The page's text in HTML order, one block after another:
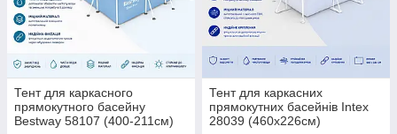
Тент для каркасного
прямокутного басейну
Bestway 58107 (400-211см)
Тент для каркасних
прямокутних басейнів Intex
28039 (460x226см)